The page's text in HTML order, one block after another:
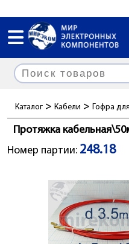
Каталог > Кабели > Гофра
Протяжка
Номер партии: 248.18